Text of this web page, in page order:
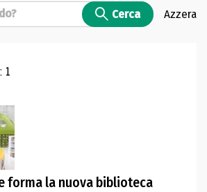
Cerca Azzera
ricerca
1
forma la nuova biblioteca